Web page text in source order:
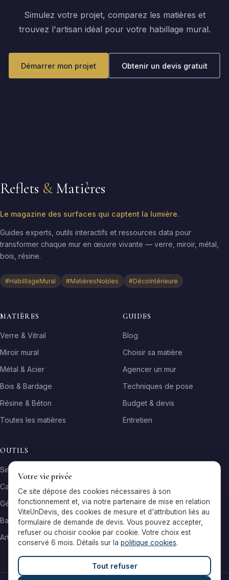
Simulez votre projet, comparez les matières et
trouvez l'artisan idéal pour votre habillage mural.
Démarrer mon projet Obtenir un devis gratuit
Reflets & Matières
Le magazine des surfaces qui captent la lumière.
Guides experts, outils interactifs et ressources data pour
transformer chaque mur en œuvre vivante — verre, miroir, métal,
bois, résine.
#HabilllageMural #MatièresNobles #DécoIntérieure
MATIÈRES
Verre & Vitrail
Miroir mural
Métal & Acier
Bois & Bardage
Résine & Béton
Toutes les matières
GUIDES
Blog
Choisir sa matière
Agencer un mur
Techniques de pose
Budget & devis
Entretien
OUTILS
Simulateur matière
Calculateur surface
Générateur galerie
Baromètre de prix
Artisans par ville
Votre vie privée
Ce site dépose des cookies nécessaires à son
fonctionnement et, via notre partenaire de mise en relation
ViteUnDevis, des cookies de mesure et d'attribution liés au
formulaire de demande de devis. Vous pouvez accepter,
refuser ou choisir cookie par cookie. Votre choix est
conservé 6 mois. Détails sur la politique cookies.
Tout refuser